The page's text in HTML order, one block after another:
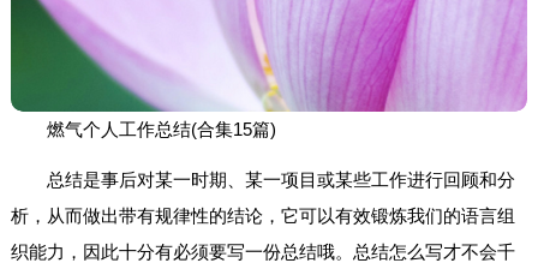
燃气个人工作总结(合集15篇)
总结是事后对某一时期、某一项目或某些工作进行回顾和分
析，从而做出带有规律性的结论，它可以有效锻炼我们的语言组
织能力，因此十分有必须要写一份总结哦。总结怎么写才不会千